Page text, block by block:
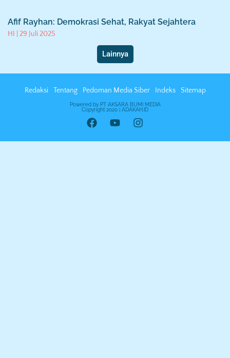
Afif Rayhan: Demokrasi Sehat, Rakyat Sejahtera
HI 29 Juli 2025
Lainnya
Redaksi Tentang Pedoman Media Siber Indeks Sitemap
Powered by PT AKSARA BUMI MEDIA
Copyright 2020 | ADAKAH.ID